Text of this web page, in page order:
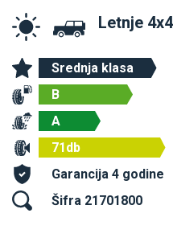
Letnje
Srednja klasa
B
A
71db
Garancija 4 godine
Šifra 21701800